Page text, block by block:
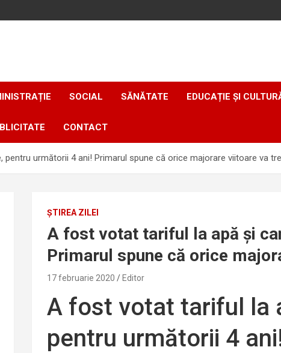
SOCIAL SĂNĂTATE EDUCAȚIE ȘI
CONTACT
următorii 4 ani! Primarul spune că orice majorare viitoare va
ȘTIREA ZILEI
A fost votat tariful la apă și
Primarul spune că orice
17 februarie 2020 Editor
A fost votat tariful la
pentru următorii 4